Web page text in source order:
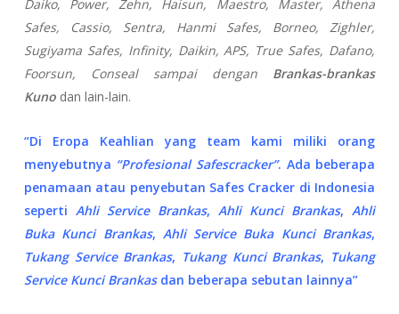
Daiko, Power, Zehn, Haisun, Maestro, Master, Athena
Safes, Cassio, Sentra, Hanmi Safes, Borneo, Zighler,
Sugiyama Safes, Infinity, Daikin, APS, True Safes, Dafano,
Foorsun, Conseal sampai dengan Brankas-brankas
Kunodan lain-lain.
“Di Eropa Keahlian yang team kami miliki orang
menyebutnya “Profesional Safescracker”. Ada beberapa
penamaan atau penyebutan Safes Cracker di Indonesia
seperti Ahli Service Brankas,Ahli Kunci Brankas,Ahli
Buka Kunci Brankas, Ahli Service Buka Kunci Brankas,
Tukang Service Brankas, Tukang Kunci Brankas, Tukang
Service Kunci Brankasdan beberapa sebutan lainnya”